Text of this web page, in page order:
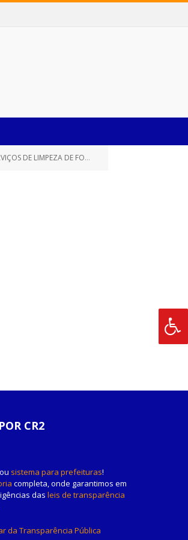
VÁCUO, COM CAMINHÃO E MOTORISTA)
CR2
ou sistema para prefeituras!
completa, onde garantimos em
das leis de transparência
da Transparência Pública